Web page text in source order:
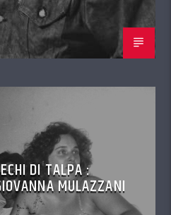
DI TALPA :
MULAZZANI